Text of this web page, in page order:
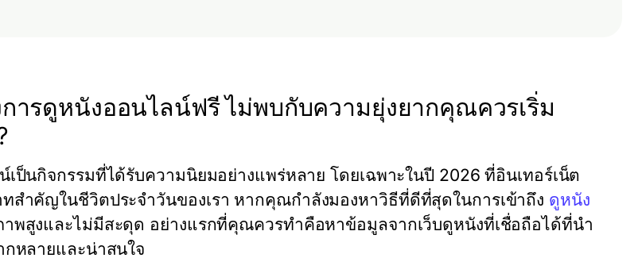
ารดูหนังออนไลน์ฟรี ไม่พบกับความยุ่งยากคุณควรเริ่ม
เป็นกิจกรรมที่ได้รับความนิยมอย่างแพร่หลาย โดยเฉพาะในปี 2026 ที่อินเทอร์เน็ต
ทสำคัญในชีวิตประจำวันของเรา หากคุณกำลังมองหาวิธีที่ดีที่สุดในการเข้าถึง ดูหนัง
พสูงและไม่มีสะดุด อย่างแรกที่คุณควรทำคือหาข้อมูลจากเว็บดูหนังที่เชื่อถือได้ที่นำ
กหลายและน่าสนใจ